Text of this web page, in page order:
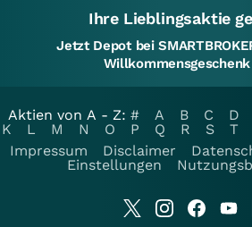
Ihre Lieblingsaktie
Jetzt Depot bei
Aktien von A - Z: # A B C D
K
L M N O P Q R S T
Impressum
Disclaimer
Einstellungen